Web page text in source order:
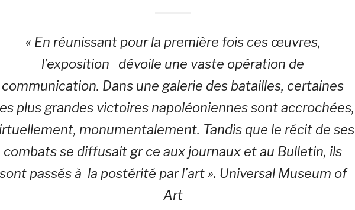
« En réunissant pour la première fois ces œuvres,
l’exposition dévoile une vaste opération de
communication. Dans une galerie des batailles, certaines
plus grandes victoires napoléoniennes sont accrochées,
monumentalement. Tandis que le récit de ses
combats se diffusait gr ce aux journaux et au Bulletin, ils
sont passés à la postérité par l’art ». Universal Museum of
Art